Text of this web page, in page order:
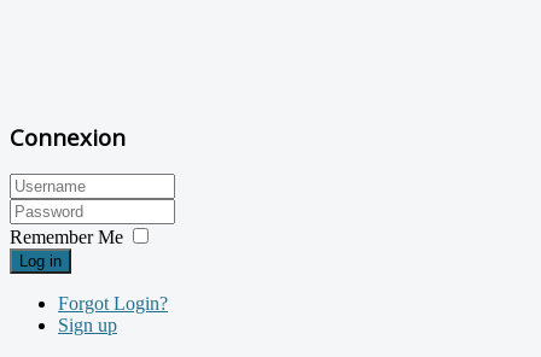
Connexion
Remember Me
Log in
Forgot Login?
Sign up